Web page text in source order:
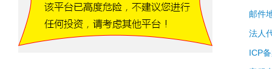
邮件
法人
ICP